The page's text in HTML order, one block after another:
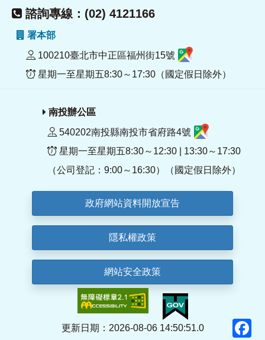
諮詢專線：(02) 4121166
署本部
100210臺北市中正區福州街15號
星期一至星期五8:30～17:30（國定假日除外）
南投辦公區
540202南投縣南投市省府路4號
星期一至星期五8:30～12:30 | 13:30～17:30
（公司登記：9:00～16:30）（國定假日除外）
政府網站資料開放宣告
隱私權政策
網站安全政策
更新日期：2026-08-06 14:50:51.0